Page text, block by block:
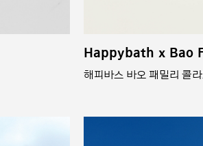
Happybath x Bao
해피바스 바오 패밀리 콜